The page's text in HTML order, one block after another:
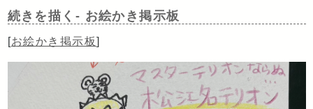
続きを描く- お絵かき掲示板
[お絵かき掲示板]